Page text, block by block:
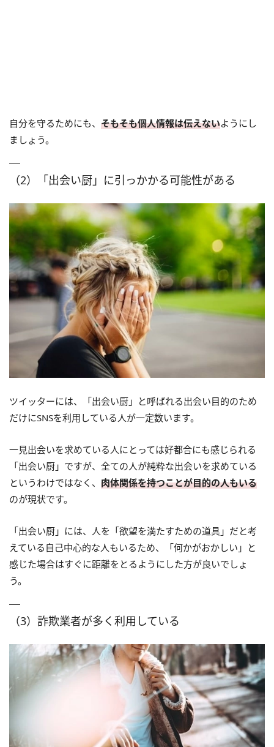
自分を守るためにも、 そもそも個人情報は伝えないようにし
ましょう。
（2）「出会い厨」に引っかかる可能性がある
ツイッターには、「出会い厨」と呼ばれる出会い目的のため
だけにSNSを利用している人が一定数います。
一見出会いを求めている人にとっては好都合にも感じられる
「出会い厨」ですが、全ての人が純粋な出会いを求めている
というわけではなく、 肉体関係を持つことが目的の人もいる
のが現状です。
「出会い厨」には、人を「欲望を満たすための道具」だと考
えている自己中心的な人もいるため、「何かがおかしい」と
感じた場合はすぐに距離をとるようにした方が良いでしょ
う。
（3）詐欺業者が多く利用している